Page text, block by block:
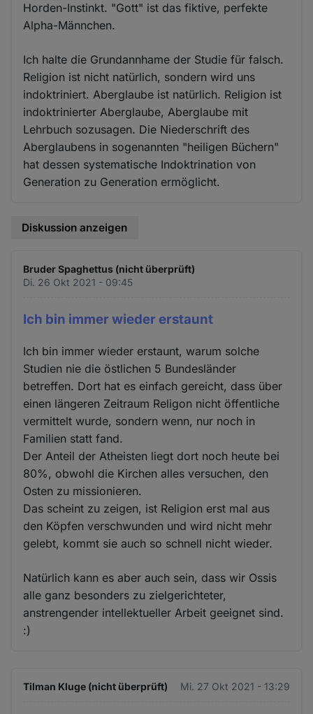
Horden-Instinkt. "Gott" ist das fiktive, perfekte
Alpha-Männchen.
Ich halte die Grundannhame der Studie für falsch.
Religion ist nicht natürlich, sondern wird uns
indoktriniert. Aberglaube ist natürlich. Religion ist
indoktrinierter Aberglaube, Aberglaube mit
Lehrbuch sozusagen. Die Niederschrift des
Aberglaubens in sogenannten "heiligen Büchern"
hat dessen systematische Indoktrination von
Generation zu Generation ermöglicht.
Diskussion anzeigen
Bruder Spaghettus (nicht überprüft)
Di. 26 Okt 2021 - 09:45
Ich bin immer wieder erstaunt
Ich bin immer wieder erstaunt, warum solche
Studien nie die östlichen 5 Bundesländer
betreffen. Dort hat es einfach gereicht, dass über
einen längeren Zeitraum Religon nicht öffentliche
vermittelt wurde, sondern wenn, nur noch in
Familien statt fand.
Der Anteil der Atheisten liegt dort noch heute bei
80%, obwohl die Kirchen alles versuchen, den
Osten zu missionieren.
Das scheint zu zeigen, ist Religion erst mal aus
den Köpfen verschwunden und wird nicht mehr
gelebt, kommt sie auch so schnell nicht wieder.
Natürlich kann es aber auch sein, dass wir Ossis
alle ganz besonders zu zielgerichteter,
anstrengender intellektueller Arbeit geeignet sind.
:)
Tilman Kluge (nicht überprüft) Mi. 27 Okt 2021 - 13:29